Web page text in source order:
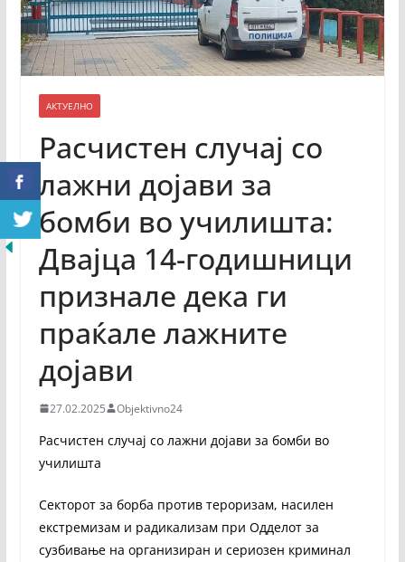
АКТУЕЛНО
Расчистен случај со
лажни дојави за
бомби во училишта:
Двајца 14-годишници
признале дека ги
праќале лажните
дојави
27.02.2025 Objektivno24
Расчистен случај со лажни дојави за бомби во
училишта
Секторот за борба против тероризам, насилен
екстремизам и радикализам при Одделот за
сузбивање на организиран и сериозен криминал